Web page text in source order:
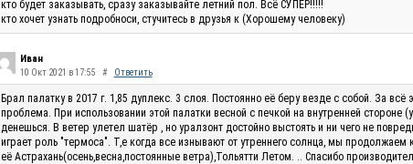
кто будет заказывать, сразу заказывайте летний пол. Всё СУПЕР!!!!!
кто хочет узнать подробноси, стучитесь в друзья к (Хорошему человеку)
Иван
10 Окт 2021 в 17:55 # Ответить
Брал палатку в 2017 г. 1,85 дуплекс. 3 слоя. Постоянно её беру везде с собой. За
проблема. При использовании этой палатки весной с печкой на внутренней стороне
денешься. В ветер улетел шатёр , но уралзонт достойно выстоять и ни чего не
играет роль "термоса". Т,е когда все изнывают от утреннего солнца, мы продолжаем
её Астрахань(осень,весна,постоянные ветра),Тольятти Летом. .. Спасибо